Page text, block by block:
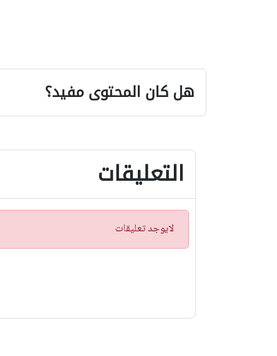
هل كان المحتوى مفيد؟
التعليقات
ت
ن
لايوجد تعليقات